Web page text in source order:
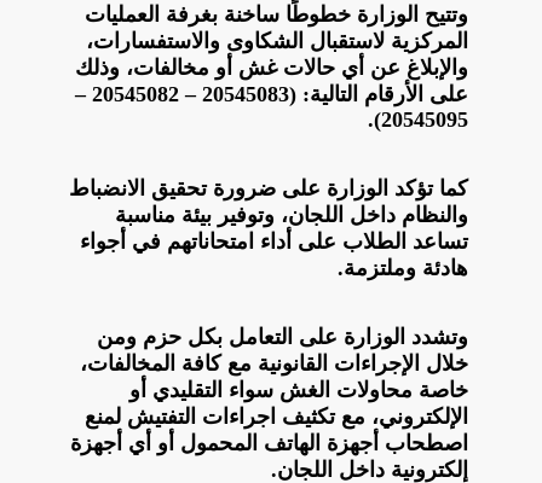
وتتيح الوزارة خطوطًا ساخنة بغرفة العمليات
المركزية لاستقبال الشكاوى والاستفسارات،
والإبلاغ عن أي حالات غش أو مخالفات، وذلك
على الأرقام التالية: (20545083 – 20545082 –
20545095).
كما تؤكد الوزارة على ضرورة تحقيق الانضباط
والنظام داخل اللجان، وتوفير بيئة مناسبة
تساعد الطلاب على أداء امتحاناتهم في أجواء
هادئة وملتزمة.
وتشدد الوزارة على التعامل بكل حزم ومن
خلال الإجراءات القانونية مع كافة المخالفات،
خاصة محاولات الغش سواء التقليدي أو
الإلكتروني، مع تكثيف اجراءات التفتيش لمنع
اصطحاب أجهزة الهاتف المحمول أو أي أجهزة
إلكترونية داخل اللجان.